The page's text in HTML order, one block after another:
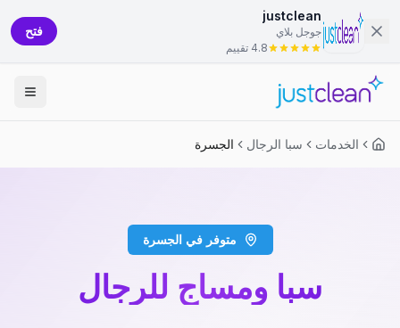
justclean
جوجل بلاي
4.8 تقييم
فتح
الخدمات سبا الرجال الجسرة
متوفر في الجسرة
سبا ومساج للرجال